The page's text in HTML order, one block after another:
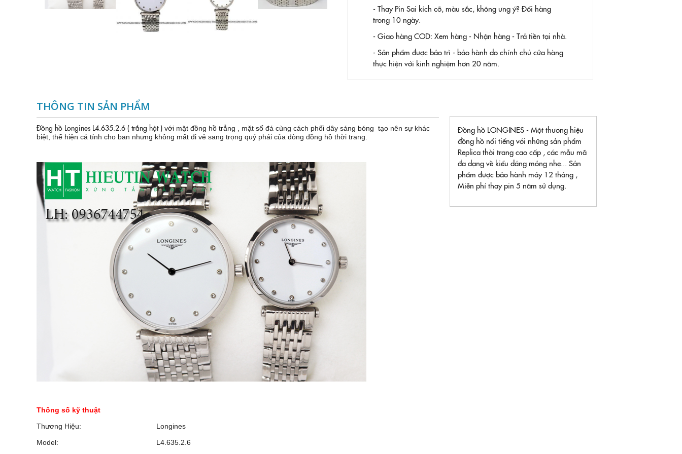
- Thay Pin Sai kích cỡ, màu sắc, không ưng ý? Đổi hàng
trong 10 ngày.
- Giao hàng COD: Xem hàng - Nhận hàng - Trả tiền tại nhà.
- Sản phẩm được bảo trì - bảo hành do chính chủ cửa hàng
thực hiện với kinh nghiệm hơn 20 năm.
THÔNG TIN SẢN PHẨM
Đồng hồ Longines L4.635.2.6 ( trắng hột ) với mặt đồng hồ trẳng , mặt số đá cùng cách phối dây sáng bóng tạo nên sự khác
biệt, thể hiện cá tính cho ban nhưng không mất đi vẻ sang trọng quý phái của dòng đồng hồ thời trang.
Thông số kỹ thuật
Thương Hiệu:
Longines
Model:
L4.635.2.6
Đồng hồ LONGINES - Một thương hiệu
đồng hồ nổi tiếng với những sản phẩm
Replica thời trang cao cấp , các mẫu mã
đa dạng về kiểu dáng mỏng nhẹ... Sản
phẩm được bảo hành máy 12 tháng ,
Miễn phí thay pin 5 năm sử dụng.